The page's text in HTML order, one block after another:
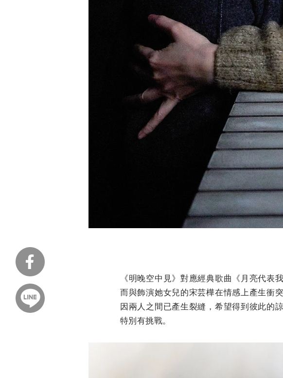
《明晚空中見》對應經典歌曲《月亮代
而與飾演她女兒的宋芸樺在情感上產生衝
因兩人之間已產生裂縫，希望得到彼此的
特別有挑戰。